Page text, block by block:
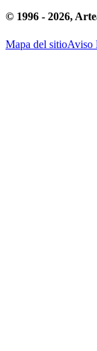
© 1996 - 2026,
Mapa del sitioAviso